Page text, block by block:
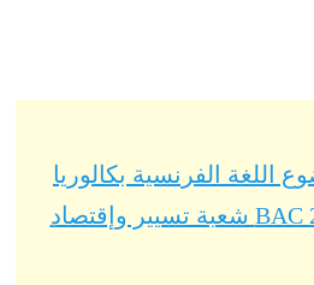
اللغة الفرنسية بكالوريا